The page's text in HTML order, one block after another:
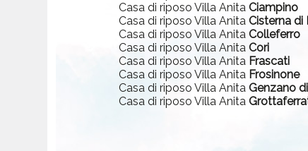
Casa di riposo Villa Anita Ciampino
Casa di riposo Villa Anita Cisterna di
Casa di riposo Villa Anita Colleferro
Casa di riposo Villa Anita Cori
Casa di riposo Villa Anita Frascati
Casa di riposo Villa Anita Frosinone
Casa di riposo Villa Anita Genzano
Casa di riposo Villa Anita